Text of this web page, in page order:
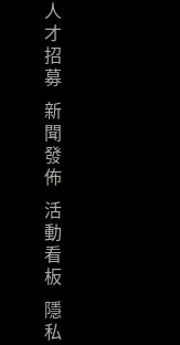
人
才
招
募
新
聞
發
佈
活
動
看
板
隱
私